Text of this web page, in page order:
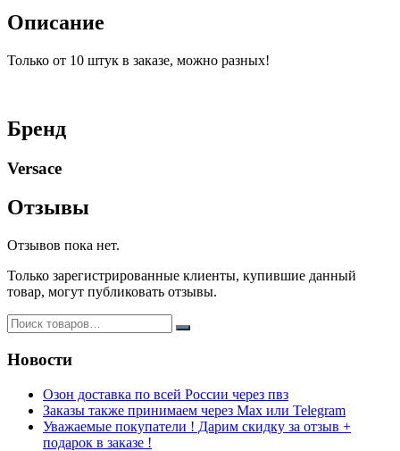
Fraiche)
Описание
Только от 10 штук в заказе, можно разных!
Бренд
Versace
Отзывы
Отзывов пока нет.
Только зарегистрированные клиенты, купившие данный
товар, могут публиковать отзывы.
Новости
Озон доставка по всей России через пвз
Заказы также принимаем через Max или Telegram
Уважаемые покупатели ! Дарим скидку за отзыв +
подарок в заказе !